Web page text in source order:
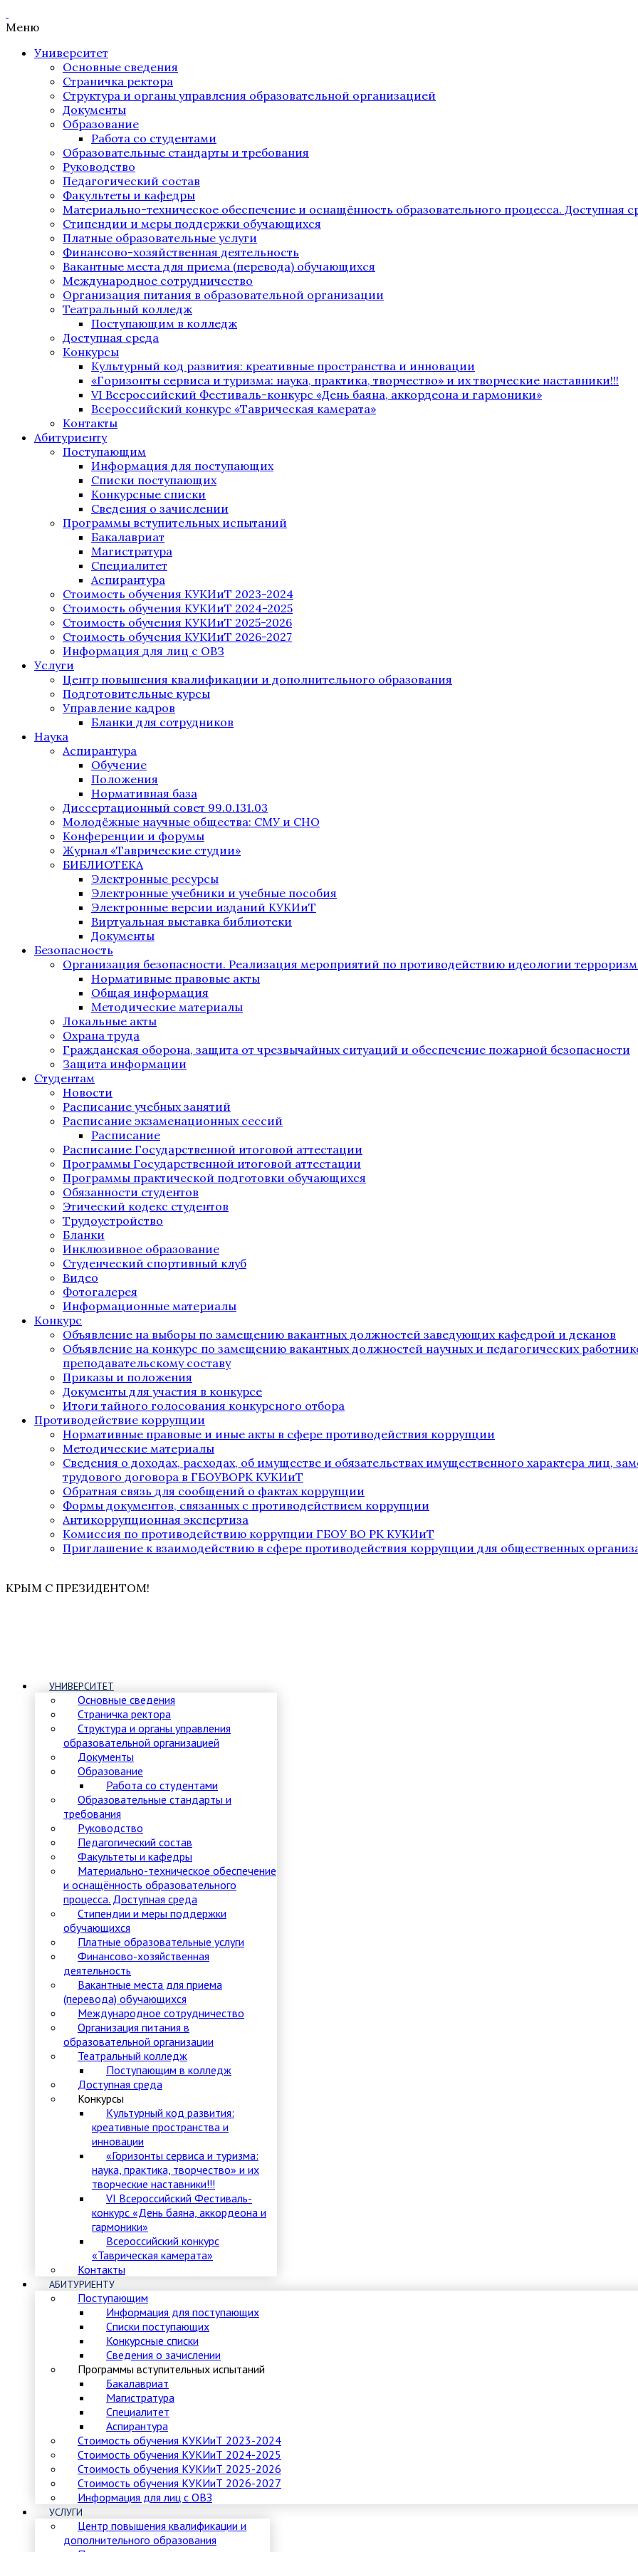
Меню
Университет
Основные сведения
Страничка ректора
Структура и органы управления образовательной организацией
Документы
Образование
Работа со студентами
Образовательные стандарты и требования
Руководство
Педагогический состав
Факультеты и кафедры
Материально-техническое обеспечение и оснащённость образовательного процесса. Доступная
Стипендии и меры поддержки обучающихся
Платные образовательные услуги
Финансово-хозяйственная деятельность
Вакантные места для приема (перевода) обучающихся
Международное сотрудничество
Организация питания в образовательной организации
Театральный колледж
Поступающим в колледж
Доступная среда
Конкурсы
Культурный код развития: креативные пространства и инновации
«Горизонты сервиса и туризма: наука, практика, творчество» и их творческие наставники!!!
VI Всероссийский Фестиваль-конкурс «День баяна, аккордеона и гармоники»
Всероссийский конкурс «Таврическая камерата»
Контакты
Абитуриенту
Поступающим
Информация для поступающих
Списки поступающих
Конкурсные списки
Сведения о зачислении
Программы вступительных испытаний
Бакалавриат
Магистратура
Специалитет
Аспирантура
Стоимость обучения КУКИиТ 2023-2024
Стоимость обучения КУКИиТ 2024-2025
Стоимость обучения КУКИиТ 2025-2026
Стоимость обучения КУКИиТ 2026-2027
Информация для лиц с ОВЗ
Услуги
Центр повышения квалификации и дополнительного образования
Подготовительные курсы
Управление кадров
Бланки для сотрудников
Наука
Аспирантура
Обучение
Положения
Нормативная база
Диссертационный совет 99.0.131.03
Молодёжные научные общества: СМУ и СНО
Конференции и форумы
Журнал «Таврические студии»
БИБЛИОТЕКА
Электронные ресурсы
Электронные учебники и учебные пособия
Электронные версии изданий КУКИиТ
Виртуальная выставка библиотеки
Документы
Безопасность
Организация безопасности. Реализация мероприятий по противодействию идеологии
Нормативные правовые акты
Общая информация
Методические материалы
Локальные акты
Охрана труда
Гражданская оборона, защита от чрезвычайных ситуаций и обеспечение пожарной безопасности
Защита информации
Студентам
Новости
Расписание учебных занятий
Расписание экзаменационных сессий
Расписание
Расписание Государственной итоговой аттестации
Программы Государственной итоговой аттестации
Программы практической подготовки обучающихся
Обязанности студентов
Этический кодекс студентов
Трудоустройство
Бланки
Инклюзивное образование
Студенческий спортивный клуб
Видео
Фотогалерея
Информационные материалы
Конкурс
Объявление на выборы по замещению вакантных должностей заведующих кафедрой и деканов
Объявление на конкурс по замещению вакантных должностей научных и педагогических
преподавательскому составу
Приказы и положения
Документы для участия в конкурсе
Итоги тайного голосования конкурсного отбора
Противодействие коррупции
Нормативные правовые и иные акты в сфере противодействия коррупции
Методические материалы
Сведения о доходах, расходах, об имуществе и обязательствах имущественного характера лиц,
трудового договора в ГБОУВОРК КУКИиТ
Обратная связь для сообщений о фактах коррупции
Формы документов, связанных с противодействием коррупции
Антикоррупционная экспертиза
Комиссия по противодействию коррупции ГБОУ ВО РК КУКИиТ
Приглашение к взаимодействию в сфере противодействия коррупции для общественных
КРЫМ С ПРЕЗИДЕНТОМ!
УНИВЕРСИТЕТ
Основные сведения
Страничка ректора
Структура и органы управления
образовательной организацией
Документы
Образование
Работа со студентами
Образовательные стандарты и
требования
Руководство
Педагогический состав
Факультеты и кафедры
Материально-техническое обеспечение
и оснащённость образовательного
процесса. Доступная среда
Стипендии и меры поддержки
обучающихся
Платные образовательные услуги
Финансово-хозяйственная
деятельность
Вакантные места для приема
(перевода) обучающихся
Международное сотрудничество
Организация питания в
образовательной организации
Театральный колледж
Поступающим в колледж
Доступная среда
Конкурсы
Культурный код развития:
креативные пространства и
инновации
«Горизонты сервиса и туризма:
наука, практика, творчество» и их
творческие наставники!!!
VI Всероссийский Фестиваль-
конкурс «День баяна, аккордеона и
гармоники»
Всероссийский конкурс
«Таврическая камерата»
Контакты
АБИТУРИЕНТУ
Поступающим
Информация для поступающих
Списки поступающих
Конкурсные списки
Сведения о зачислении
Программы вступительных испытаний
Бакалавриат
Магистратура
Специалитет
Аспирантура
Стоимость обучения КУКИиТ 2023-2024
Стоимость обучения КУКИиТ 2024-2025
Стоимость обучения КУКИиТ 2025-2026
Стоимость обучения КУКИиТ 2026-2027
Информация для лиц с ОВЗ
УСЛУГИ
Центр повышения квалификации и
дополнительного образования